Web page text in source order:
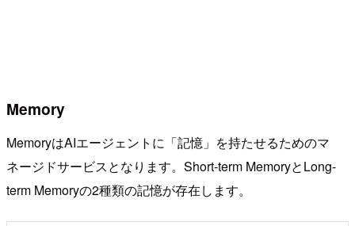
Memory
MemoryはAIエージェントに「記憶」を持たせるためのマ
ネージドサービスとなります。Short-term MemoryとLong-
term Memoryの2種類の記憶が存在します。